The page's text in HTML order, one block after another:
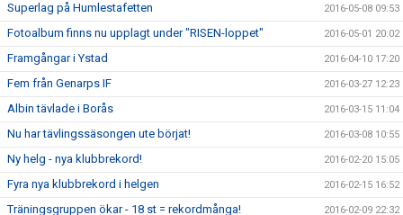
Superlag på Humlestafetten 2016-05-08 09:53
Fotoalbum finns nu upplagt under "RISEN-loppet" 2016-05-01 20:02
Framgångar i Ystad 2016-04-10 17:20
Fem från Genarps IF 2016-03-27 12:23
Albin tävlade i Borås 2016-03-15 11:04
Nu har tävlingssäsongen ute börjat! 2016-03-08 10:55
Ny helg - nya klubbrekord! 2016-02-20 15:05
Fyra nya klubbrekord i helgen 2016-02-15 16:52
Träningsgruppen ökar - 18 st = rekordmånga! 2016-02-09 22:32